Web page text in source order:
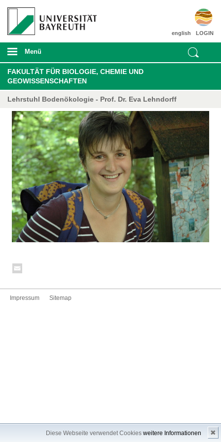
Diese Webseite verwendet Cookies weitere Informationen ✖
LOGIN
english
Menü
FAKULTÄT FÜR BIOLOGIE, CHEMIE UND
GEOWISSENSCHAFTEN
Lehrstuhl Bodenökologie - Prof. Dr. Eva Lehndorff
Impressum Sitemap